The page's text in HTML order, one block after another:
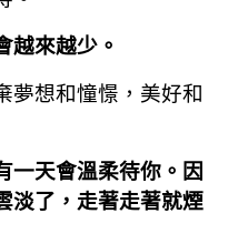
越來越少。
夢想和憧憬，美好和
一天會溫柔待你。因
淡了，走著走著就煙